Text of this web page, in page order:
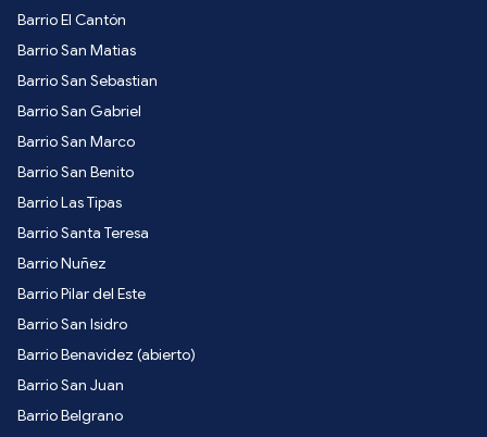
Barrio El Cantón
Barrio San Matias
Barrio San Sebastian
Barrio San Gabriel
Barrio San Marco
Barrio San Benito
Barrio Las Tipas
Barrio Santa Teresa
Barrio Nuñez
Barrio Pilar del Este
Barrio San Isidro
Barrio Benavidez (abierto)
Barrio San Juan
Barrio Belgrano